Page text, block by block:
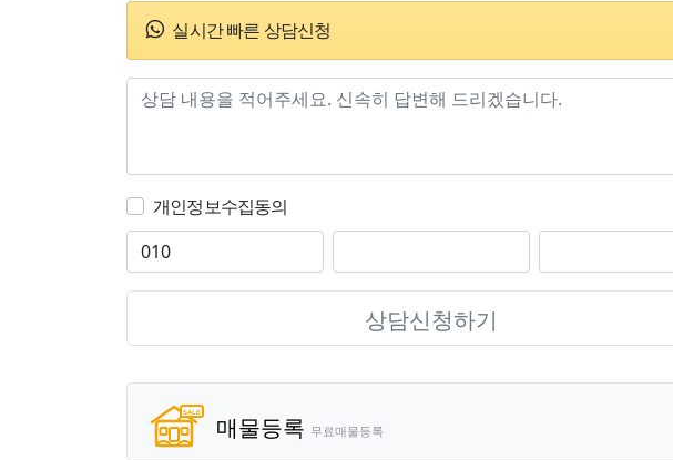
실시간 빠른 상담신청
개인정보수집동의
상담신청하기
매물등록 무료매물등록